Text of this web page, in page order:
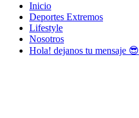
Inicio
Deportes Extremos
Lifestyle
Nosotros
Hola! dejanos tu mensaje 😎